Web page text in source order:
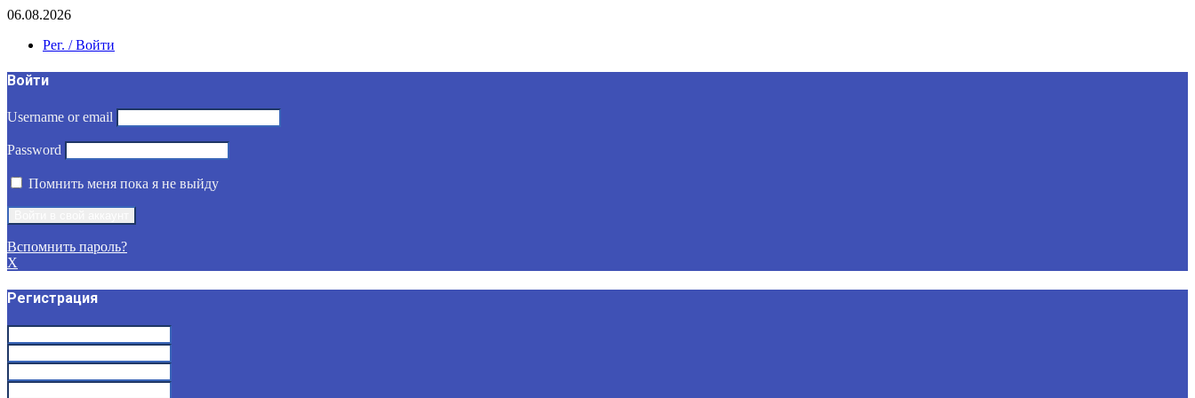
06.08.2026
Рег. / Войти
Войти
Username or email
Password
Помнить меня пока я не выйду
Вспомнить пароль?
X
Регистрация